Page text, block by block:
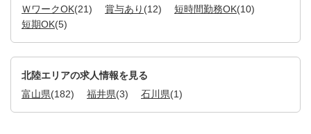
ＷワークOK(21) 賞与あり (12) 短時間勤務OK(10)
短期OK(5)
北陸エリアの求人情報を見る
富山県(182) 福井県(3) 石川県(1)